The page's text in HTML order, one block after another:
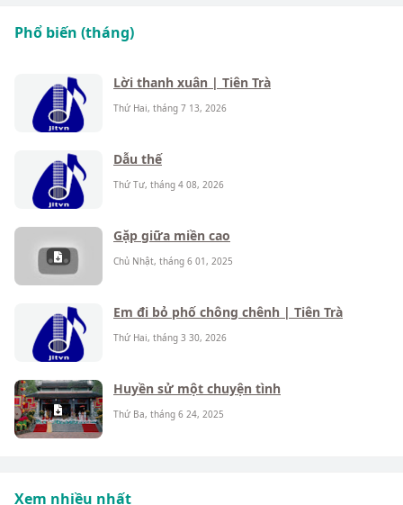
Phổ biến (tháng)
Lời thanh xuân | Tiên Trà
Thứ Hai, tháng 7 13, 2026
Dẫu thế
Thứ Tư, tháng 4 08, 2026
Gặp giữa miền cao
Chủ Nhật, tháng 6 01, 2025
Em đi bỏ phố chông chênh | Tiên Trà
Thứ Hai, tháng 3 30, 2026
Huyền sử một chuyện tình
Thứ Ba, tháng 6 24, 2025
Xem nhiều nhất